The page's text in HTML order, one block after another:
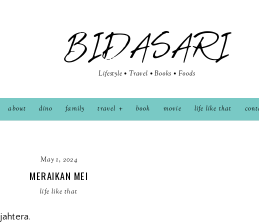
BIDASARI
Lifestyle • Travel • Books • Foods
about dino family travel book movie life like that
May 1, 2024
MERAIKAN MEI
life like that